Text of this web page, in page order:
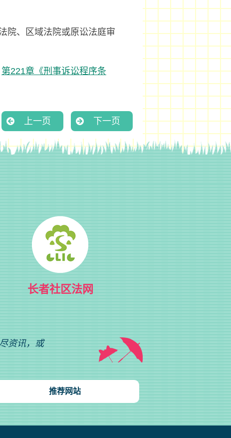
院、区域法院或原讼法庭审
第221章《刑事诉讼程序条
上一页 下一页
长者社区法网
资讯，或
推荐网站